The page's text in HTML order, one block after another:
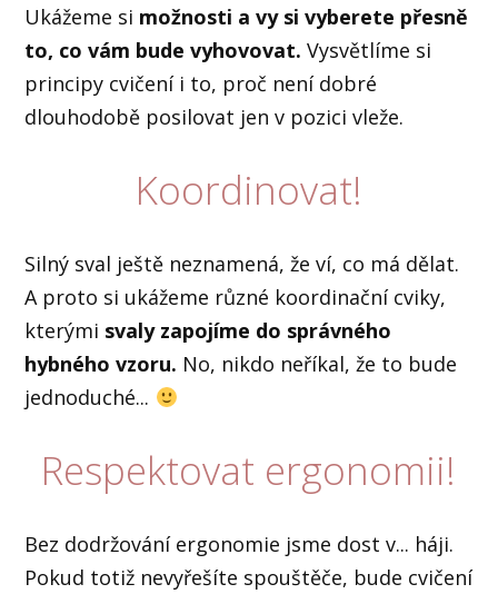
Ukážeme si možnosti a vy si vyberete přesně
to, co vám bude vyhovovat. Vysvětlíme si
principy cvičení i to, proč není dobré
dlouhodobě posilovat jen v pozici vleže.
Koordinovat!
Silný sval ještě neznamená, že ví, co má dělat.
A proto si ukážeme různé koordinační cviky,
kterými svaly zapojíme do správného
hybného vzoru. No, nikdo neříkal, že to bude
jednoduché...
Respektovat ergonomii!
Bez dodržování ergonomie jsme dost v... háji.
Pokud totiž nevyřešíte spouštěče, bude cvičení